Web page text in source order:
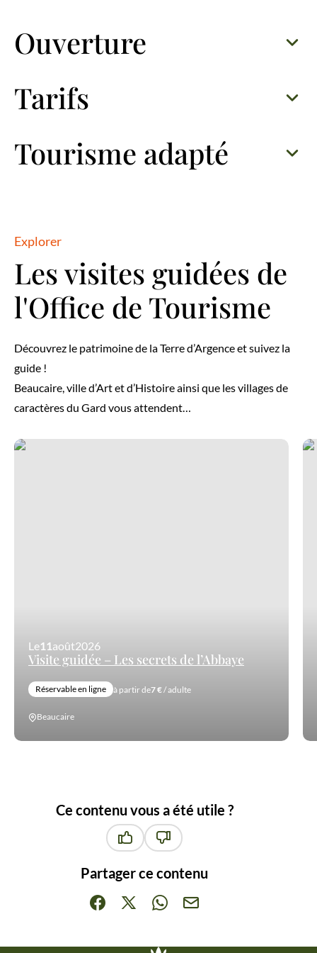
Ouverture
Tarifs
Tourisme adapté
Explorer
Les visites guidées de
l'Office de Tourisme
Découvrez le patrimoine de la Terre d’Argence et suivez la
guide !
Beaucaire, ville d’Art et d’Histoire ainsi que les villages de
caractères du Gard vous attendent…
Visite guidée – Les secrets de l’Abbaye
Réservable en ligne à partir de7 €/ adulte
Le11août2026
Beaucaire
Visite guidée – Les secrets de l’Abbaye
Ce contenu vous a été utile ?
Partager ce contenu
Partager sur Facebook (nouvelle fenêtre)
Partager sur X / Twitter (nouvelle
Partager sur WhatsApp
Partager par mail